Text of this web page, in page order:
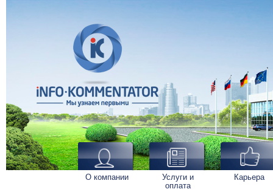
О компании Услуги и
оплата
Карьера